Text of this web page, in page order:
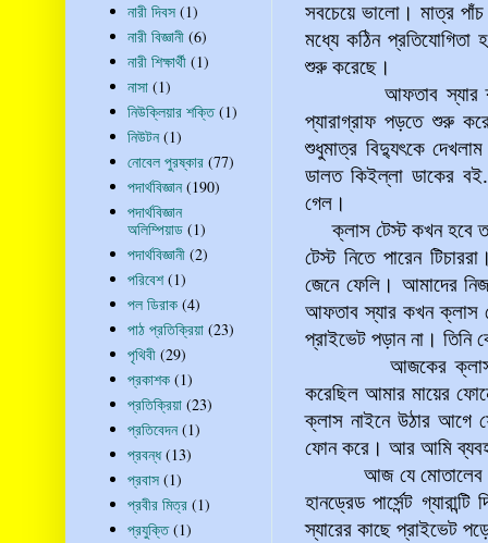
সবচেয়ে ভালো। মাত্র
মধ্যে কঠিন প্রতিযোগিতা
শুরু করেছে।
আফতাব স্যার ক্লাস
প্যারাগ্রাফ পড়তে শুরু
শুধুমাত্র বিদ্যুৎকে
ডালত কিইল্লা ডাকের বই
গেল।
ক্লাস টেস্ট কখন হবে
টেস্ট নিতে পারেন
জেনে ফেলি। আমাদের
আফতাব স্যার কখন ক্লাস
প্রাইভেট পড়ান না। তিনি
আজকের ক্লাস
করেছিল আমার মায়ের
ক্লাস নাইনে উঠার আগে
ফোন করে। আর আমি
আজ যে মোতালেব স্যার
হানড্রেড পার্সেন্ট
স্যারের কাছে প্রাইভেট
নারী দিবস (1)
নারী বিজ্ঞানী (6)
নারী শিক্ষার্থী (1)
নাসা (1)
নিউক্লিয়ার শক্তি (1)
নিউটন (1)
নোবেল পুরষ্কার (77)
পদার্থবিজ্ঞান (190)
পদার্থবিজ্ঞান
অলিম্পিয়াড (1)
পদার্থবিজ্ঞানী (2)
পরিবেশ (1)
পল ডিরাক (4)
পাঠ প্রতিক্রিয়া (23)
পৃথিবী (29)
প্রকাশক (1)
প্রতিক্রিয়া (23)
প্রতিবেদন (1)
প্রবন্ধ (13)
প্রবাস (1)
প্রবীর মিত্র (1)
প্রযুক্তি (1)